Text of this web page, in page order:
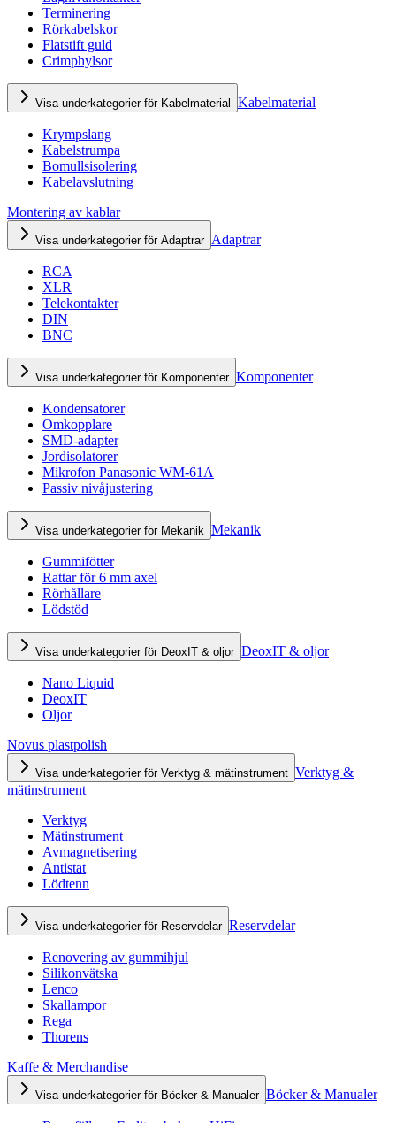
Terminering
Rörkabelskor
Flatstift guld
Crimphylsor
Visa underkategorier för Kabelmaterial Kabelmaterial
Krympslang
Kabelstrumpa
Bomullsisolering
Kabelavslutning
Montering av kablar
Visa underkategorier för Adaptrar Adaptrar
RCA
XLR
Telekontakter
DIN
BNC
Visa underkategorier för Komponenter Komponenter
Kondensatorer
Omkopplare
SMD-adapter
Jordisolatorer
Mikrofon Panasonic WM-61A
Passiv nivåjustering
Visa underkategorier för Mekanik Mekanik
Gummifötter
Rattar för 6 mm axel
Rörhållare
Lödstöd
Visa underkategorier för DeoxIT & oljor DeoxIT & oljor
Nano Liquid
DeoxIT
Oljor
Novus plastpolish
Visa underkategorier för Verktyg & mätinstrument Verktyg &
mätinstrument
Verktyg
Mätinstrument
Avmagnetisering
Antistat
Lödtenn
Visa underkategorier för Reservdelar Reservdelar
Renovering av gummihjul
Silikonvätska
Lenco
Skallampor
Rega
Thorens
Kaffe & Merchandise
Visa underkategorier för Böcker & Manualer Böcker & Manualer